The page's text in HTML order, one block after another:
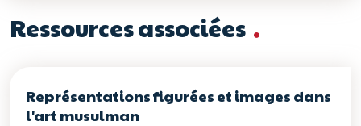
Ressources associées
Représentations figurées et images dans
l'art musulman